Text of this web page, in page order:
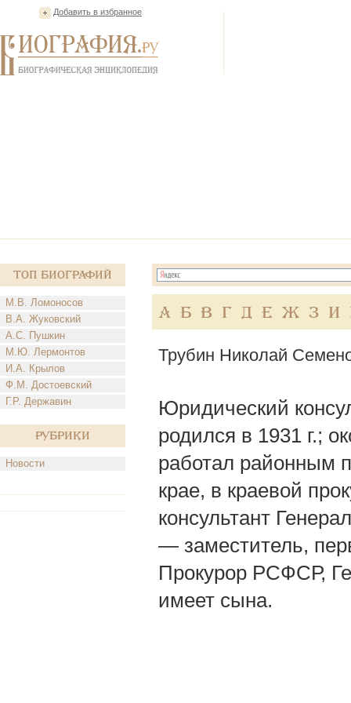
Добавить в избранное
Топ Биографий
М.В. Ломоносов
В.А. Жуковский
А.С. Пушкин
М.Ю. Лермонтов
И.А. Крылов
Ф.М. Достоевский
Г.Р. Державин
Рубрики
Новости
А Б В Г Д Е Ж З И
Трубин Николай
Юридический
родился в 1931 г.;
работал районным
крае, в краевой
консультант
— заместитель,
Прокурор РСФСР,
имеет сына.